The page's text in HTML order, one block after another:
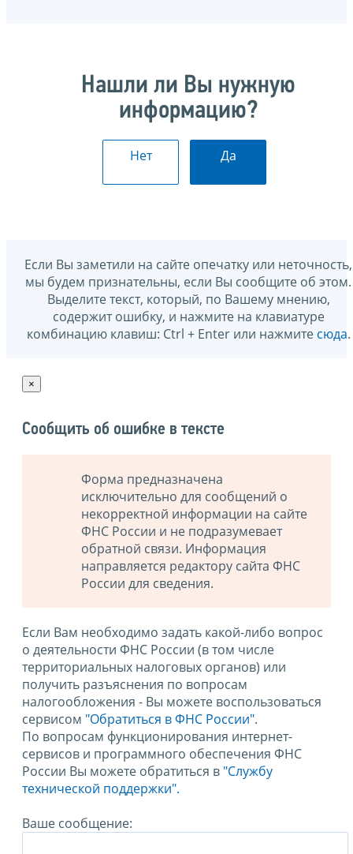
Нашли ли Вы нужную
информацию?
Нет Да
Если Вы заметили на сайте опечатку или неточность,
мы будем признательны, если Вы сообщите об этом.
Выделите текст, который, по Вашему мнению,
содержит ошибку, и нажмите на клавиатуре
комбинацию клавиш: Ctrl + Enter или нажмите сюда.
×
Сообщить об ошибке в тексте
Форма предназначена
исключительно для сообщений о
некорректной информации на сайте
ФНС России и не подразумевает
обратной связи. Информация
направляется редактору сайта ФНС
России для сведения.
Если Вам необходимо задать какой-либо вопрос
о деятельности ФНС России (в том числе
территориальных налоговых органов) или
получить разъяснения по вопросам
налогообложения - Вы можете воспользоваться
сервисом "Обратиться в ФНС России".
По вопросам функционирования интернет-
сервисов и программного обеспечения ФНС
России Вы можете обратиться в "Службу
технической поддержки".
Ваше сообщение: